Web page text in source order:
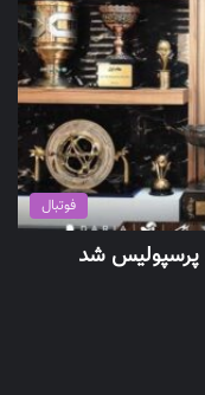
فوتبال
پرسپولیس شد